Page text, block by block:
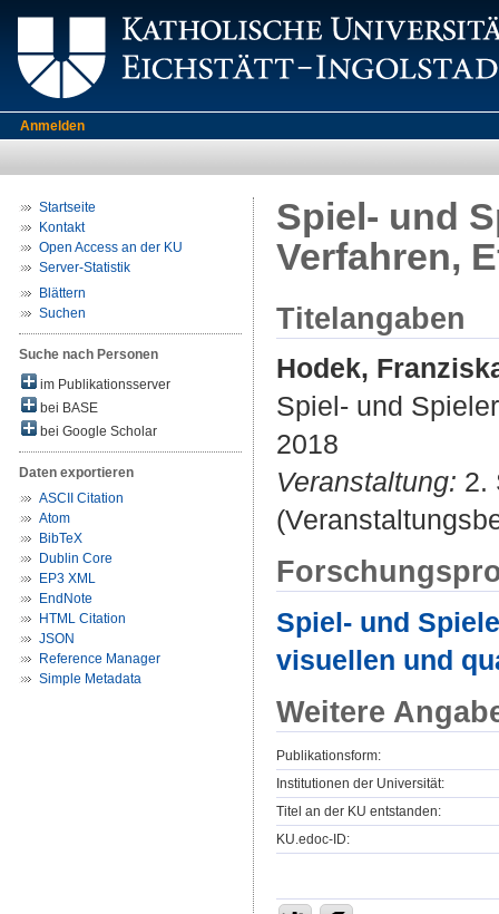
Anmelden
Startseite
Kontakt
Open Access an der KU
Server-Statistik
Blättern
Suchen
Suche nach Personen
im Publikationsserver
bei BASE
bei Google Scholar
Daten exportieren
ASCII Citation
Atom
BibTeX
Dublin Core
EP3 XML
EndNote
HTML Citation
JSON
Reference Manager
Simple Metadata
Spiel- und
Verfahren,
Titelangaben
Hodek,
Spiel- und
2018
Veranstaltung: 2.
Spiel- und
visuellen und
Weitere
Publikationsform:
Institutionen der Universität:
Titel an der KU entstanden:
KU.edoc-ID: